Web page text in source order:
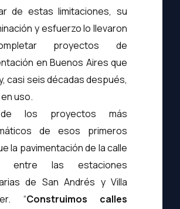
de estas limitaciones, su
y esfuerzo lo llevaron
proyectos de
en Buenos Aires que
casi seis décadas después,
uso.
los proyectos más
de esos primeros
la pavimentación de la calle
entre las estaciones
de San Andrés y Villa
“Construimos calles